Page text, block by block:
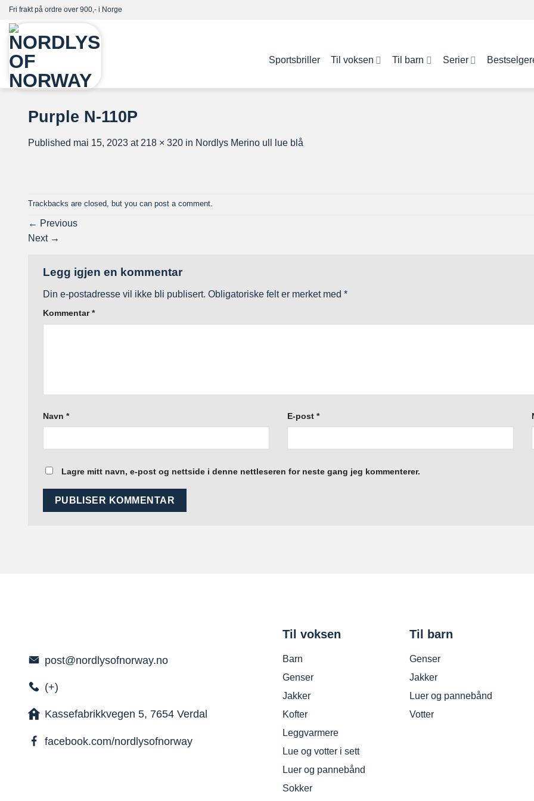
Skip
content
Fri frakt på ordre over 900,- i Norge
Sportsbriller Til voksen Til barn Serier
Purple N-110P
Published mai 15, 2023 at 218 × 320 in Nordlys Merino ull lue blå
Trackbacks are closed, but you can post a comment
← Previous
Next →
Legg igjen en kommentar
Din e-postadresse vil ikke bli publisert. Obligatoriske felt er merket med *
Kommentar*
Navn * E-post *
Lagre mitt navn, e-post og nettside i denne nettleseren for neste gang jeg kommenterer.
post@nordlysofnorway.no
(+)
Kassefabrikkvegen 5, 7654 Verdal
facebook.com/nordlysofnorway
Til voksen
Barn
Genser
Jakker
Kofter
Leggvarmere
Lue og votter i sett
Luer og pannebånd
Sokker
Til barn
Genser
Jakker
Luer og pannebånd
Votter